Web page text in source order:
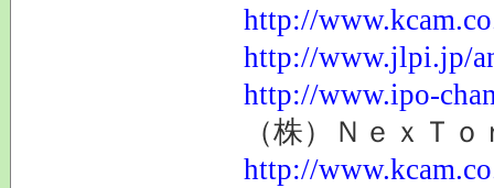
http://
http://www.jlpi.jp/
http://www.ipo-
（株）ＮｅｘＴ
http://